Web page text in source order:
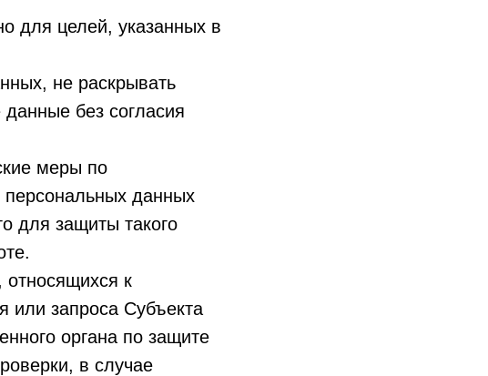
для целей, указанных в
не раскрывать
без согласия
меры по
персональных данных
для защиты такого
к
или запроса Субъекта
органа по защите
в случае